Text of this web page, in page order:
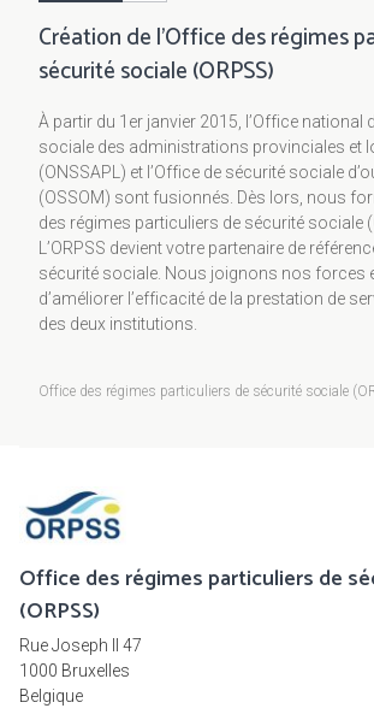
Création de l’Office des régimes
sécurité sociale (ORPSS)
À partir du 1er janvier 2015, l’Office national
sociale des administrations provinciales et
(ONSSAPL) et l’Office de sécurité sociale
(OSSOM) sont fusionnés. Dès lors, nous
des régimes particuliers de sécurité sociale
L’ORPSS devient votre partenaire de
sécurité sociale. Nous joignons nos forces
d’améliorer l’efficacité de la prestation de
des deux institutions.
Office des régimes particuliers de sécurité sociale
Office des régimes particuliers de
(ORPSS)
Rue Joseph II 47
1000 Bruxelles
Belgique